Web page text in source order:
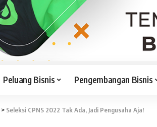
Peluang Bisnis Pengembangan Bisnis
> Seleksi CPNS 2022 Tak Ada, Jadi Pengusaha Aja!